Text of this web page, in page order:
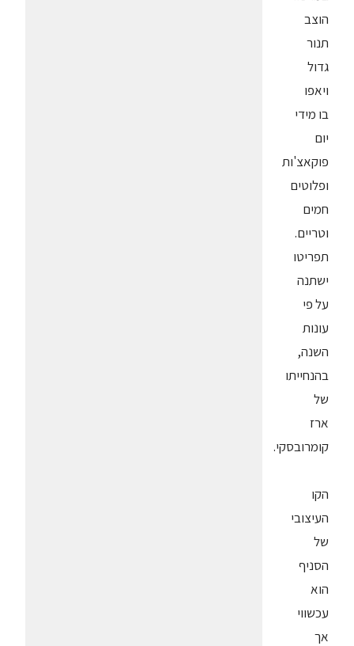
הוצב
תנור
גדול
ויאפו
בו מידי
יום
פוקאצ'ות
ופלוטים
חמים
וטריים.
תפריטו
ישתנה
על פי
עונות
השנה,
בהנחייתו
של
ארז
קומרובסקי.
הקו
העיצובי
של
הסניף
הוא
עכשווי
אך